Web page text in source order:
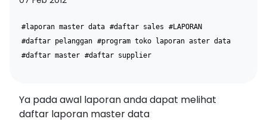
#laporan master data #daftar sales
#LAPORAN
#daftar pelanggan #program toko laporan aster data
#daftar master #daftar supplier
Ya pada awal laporan anda dapat melihat
daftar laporan master data